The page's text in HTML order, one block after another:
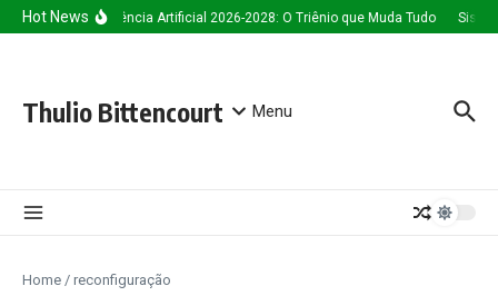
Ir para o conteúdo
Hot NewsInteligência Artificial 2026-2028: O Triênio que Muda Tudo
Thulio Bittencourt Menu
Home / reconfiguração